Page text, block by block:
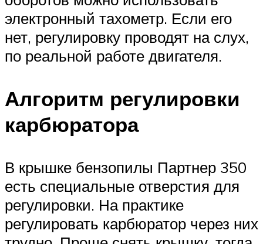
электронный тахометр. Если его
нет, регулировку проводят на слух,
по реальной работе двигателя.
Алгоритм регулировки
карбюратора
В крышке бензопилы Партнер 350
есть специальные отверстия для
регулировки. На практике
регулировать карбюратор через них